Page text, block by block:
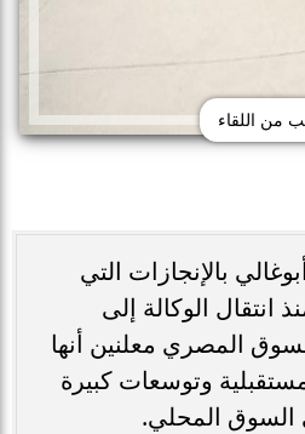
من اللقاء
بالإنجازات التي
انتقال الوكالة إلى
المصري معلنين أنها
وتوسعات كبيرة
السوق المحلي.